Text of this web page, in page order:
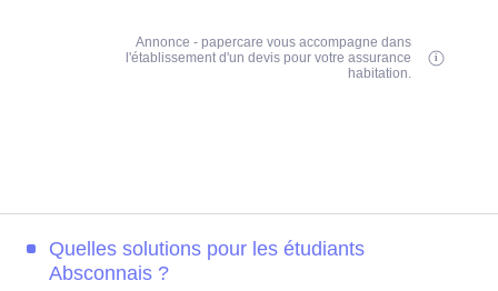
Annonce - papercare vous accompagne dans
l'établissement d'un devis pour votre assurance
habitation.
Quelles solutions pour les étudiants
Absconnais ?